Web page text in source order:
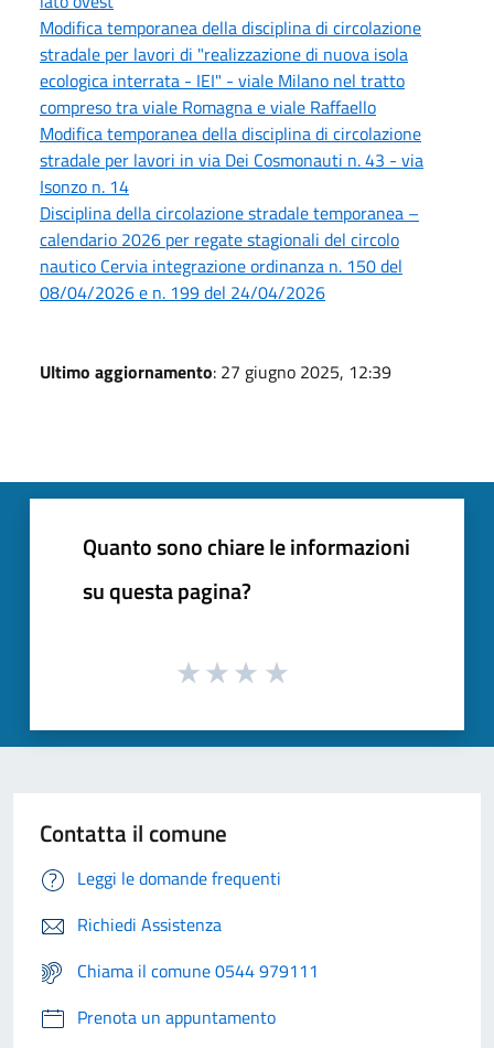
Modifica temporanea della disciplina di circolazione
stradale per lavori di "realizzazione di nuova isola
ecologica interrata - IEI" - viale Milano nel tratto
compreso tra viale Romagna e viale Raffaello
Modifica temporanea della disciplina di circolazione
stradale per lavori in via Dei Cosmonauti n. 43 - via
Isonzo n. 14
Disciplina della circolazione stradale temporanea –
calendario 2026 per regate stagionali del circolo
nautico Cervia integrazione ordinanza n. 150 del
08/04/2026 e n. 199 del 24/04/2026
Ultimo aggiornamento: 27 giugno 2025, 12:39
Quanto sono chiare le informazioni
su questa pagina?
Contatta il comune
Leggi le domande frequenti
Richiedi Assistenza
Chiama il comune 0544 979111
Prenota un appuntamento